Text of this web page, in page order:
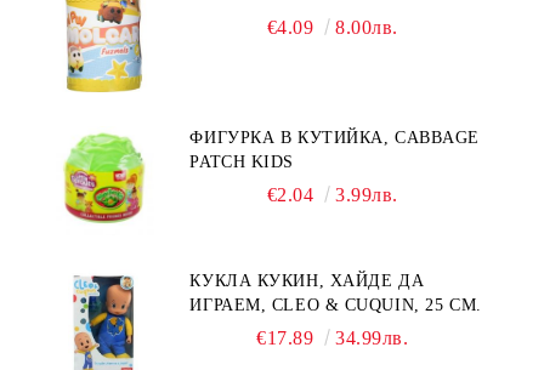
€4.09 8.00лв.
ФИГУРКА В КУТИЙКА, CABBAGE
PATCH KIDS
€2.04 3.99лв.
КУКЛА КУКИН, ХАЙДЕ ДА
ИГРАЕМ, CLEO & CUQUIN, 25 СМ.
€17.89 34.99лв.